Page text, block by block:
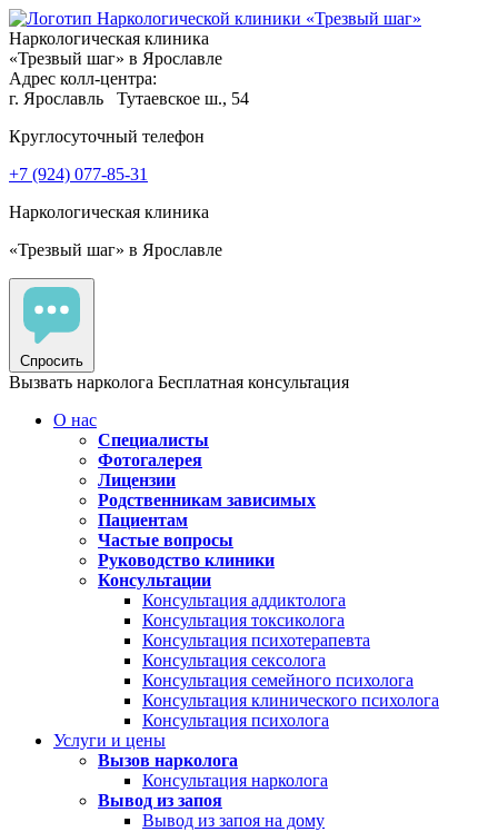
Наркологическая клиника
«Трезвый шаг» в Ярославле
Адрес колл-центра:
г. Ярославль
Тутаевское ш., 54
Круглосуточный телефон
+7 (924) 077-85-31
Наркологическая клиника
«Трезвый шаг» в Ярославле
Спросить
Вызвать нарколога Бесплатная консультация
О нас
Специалисты
Фотогалерея
Лицензии
Родственникам зависимых
Пациентам
Частые вопросы
Руководство клиники
Консультации
Консультация аддиктолога
Консультация токсиколога
Консультация психотерапевта
Консультация сексолога
Консультация семейного психолога
Консультация клинического психолога
Консультация психолога
Услуги и цены
Вызов нарколога
Консультация нарколога
Вывод из запоя
Вывод из запоя на дому